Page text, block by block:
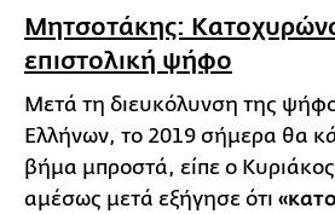
Μητσοτάκης:
επιστολική ψήφο
Μετά τη διευκόλυνση της
Ελλήνων, το 2019 σήμερα θα
βήμα μπροστά, είπε ο
αμέσως μετά εξήγησε ότι